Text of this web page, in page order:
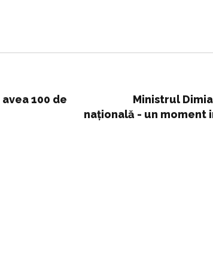
100 de
Ministrul
națională - un moment